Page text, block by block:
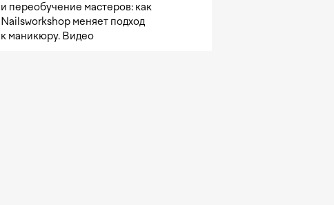
и переобучение мастеров: как
Nailsworkshop меняет подход
к маникюру. Видео